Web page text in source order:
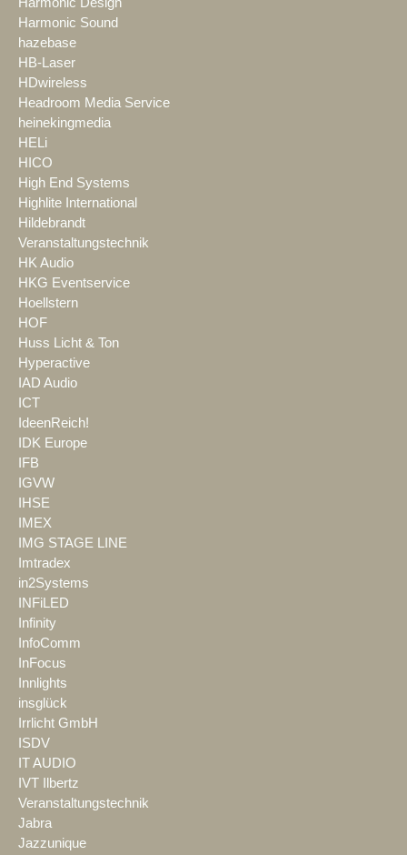
Harmonic Sound
hazebase
HB-Laser
HDwireless
Headroom Media Service
heinekingmedia
HELi
HICO
High End Systems
Highlite International
Hildebrandt
Veranstaltungstechnik
HK Audio
HKG Eventservice
Hoellstern
HOF
Huss Licht & Ton
Hyperactive
IAD Audio
ICT
IdeenReich!
IDK Europe
IFB
IGVW
IHSE
IMEX
IMG STAGE LINE
Imtradex
in2Systems
INFiLED
Infinity
InfoComm
InFocus
Innlights
insglück
Irrlicht GmbH
ISDV
IT AUDIO
IVT Ilbertz
Veranstaltungstechnik
Jabra
Jazzunique